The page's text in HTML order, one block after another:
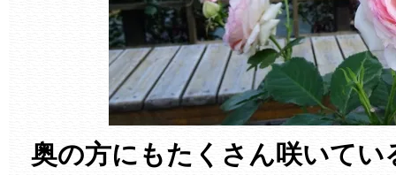
奥の方にもたくさん咲いてい